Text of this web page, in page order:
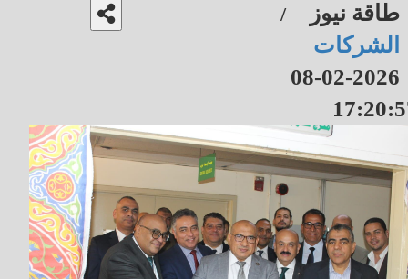
طاقة نيوز /
الشركات
2026-02-08